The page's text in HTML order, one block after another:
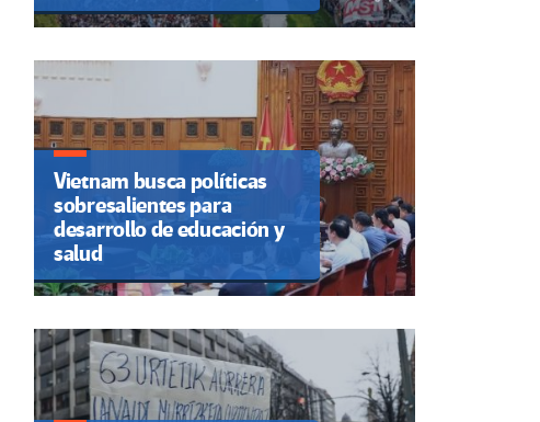
Vietnam busca políticas
sobresalientes para
desarrollo de educación y
salud